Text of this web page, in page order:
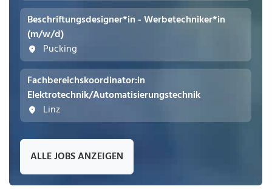
Beschriftungsdesigner*in - Werbetechniker*in
(m/w/d)
Pucking
Fachbereichskoordinator:in
Elektrotechnik/Automatisierungstechnik
Linz
ALLE JOBS ANZEIGEN